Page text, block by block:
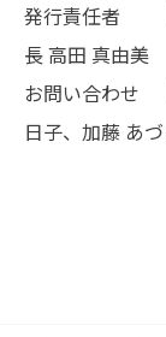
発行責任者 ｜
長 高田 真由美
お問い合わせ
日子、加藤 あ